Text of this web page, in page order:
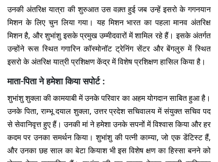
उनकी अंतरिक्ष यात्रा की शुरुआत उस वक़्त हुई जब उन्हें इसरो के गगनयान
मिशन के लिए चुन लिया गया। यह मिशन भारत का पहला मानव अंतरिक्ष
मिशन है, और शुभांशु इसके प्रमुख उम्मीदवारों में शामिल रहे हैं। इसके अंतर्गत
उन्होंने रूस स्थित गगारिन कॉस्मोनॉट ट्रेनिंग सेंटर और बेंगलुरु में स्थित
इसरो के अंतरिक्ष यात्री प्रशिक्षण केंद्र में विशेष प्रशिक्षण हासिल किया है।
माता-पिता ने हमेशा किया सपोर्ट :
शुभांशु शुक्ला की कामयाबी में उनके परिवार का अहम योगदान साबित हुआ है।
उनके पिता, राम्भू दयाल शुक्ला, उत्तर प्रदेश सचिवालय में संयुक्त सचिव पद
से सेवानिवृत्त हुए हैं। उनकी मां ने हमेशा उनके सपनों में विश्वास किया और हर
कदम पर उनका समर्थन किया। शुभांशु की पत्नी काम्या, जो एक डेंटिस्ट हैं,
और उनका छह साल का बेटा कियाश भी इस विशेष क्षण का हिस्सा बनने को